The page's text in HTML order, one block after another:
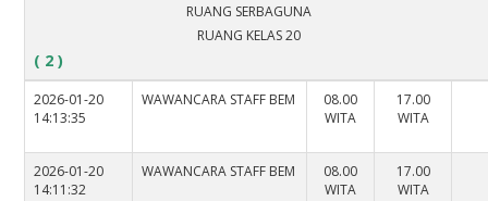
RUANG SERBAGUNA
RUANG KELAS 20
( 2 )
2026-01-20
14:13:35
WAWANCARA STAFF BEM
08.00
WITA
17.00
WITA
2026-01-20
14:11:32
WAWANCARA STAFF BEM
08.00
WITA
17.00
WITA